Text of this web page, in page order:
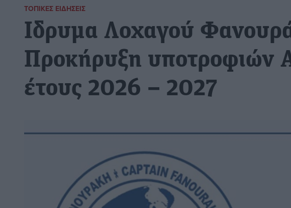
ΤΟΠΙΚΈΣ ΕΙΔΉΣΕΙΣ
Ιδρυμα Λοχαγού
Προκήρυξη υποτροφιών
έτους 2026 – 2027